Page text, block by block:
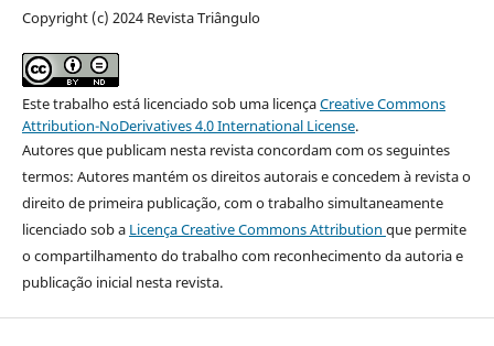
Copyright (c) 2024 Revista Triângulo
Este trabalho está licenciado sob uma licençaCreative Commons
Attribution-NoDerivatives 4.0 International License.
Autores que publicam nesta revista concordam com os seguintes
termos: Autores mantém os direitos autorais e concedem à revista o
direito de primeira publicação, com o trabalho simultaneamente
licenciado sob a Licença Creative Commons Attribution que permite
o compartilhamento do trabalho com reconhecimento da autoria e
publicação inicial nesta revista.